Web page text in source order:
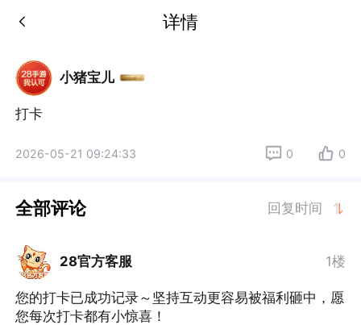
详情
小猪宝儿
2026-05-21 09:24:33 0 0
全部评论 回复时间
28官方客服 1楼
您的打卡已成功记录～坚持互动更容易被福利砸中，愿
您每次打卡都有小惊喜！